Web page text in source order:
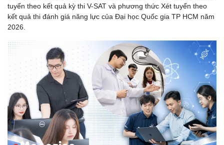
tuyển theo kết quả kỳ thi V-SAT và phương thức Xét tuyển theo
kết quả thi đánh giá năng lực của Đại học Quốc gia TP HCM năm
2026.